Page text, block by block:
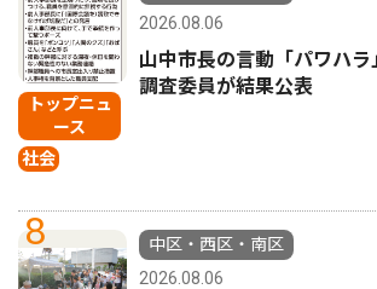
トップニュ
ース
社会
2026.08.06
山中市長の言動「パワハ
調査委員が結果公表
8
中区・西区・南区
2026.08.06